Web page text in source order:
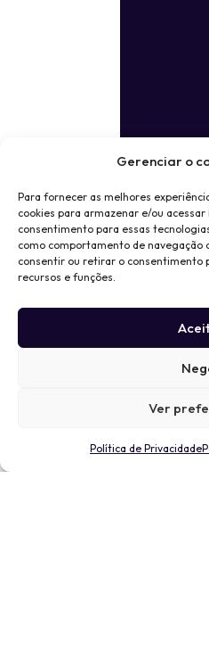
Gerenciar o
Para fornecer as melhores
cookies para armazenar e/ou
consentimento para essas
como comportamento de navegação
consentir ou retirar o
recursos e funções.
Ver
Política de Privacidade